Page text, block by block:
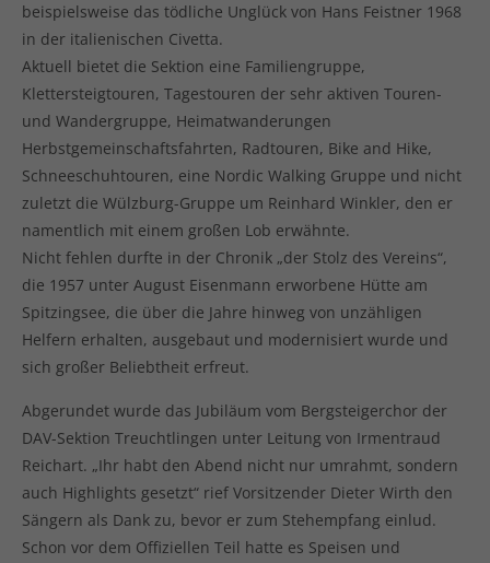
beispielsweise das tödliche Unglück von Hans Feistner 1968
in der italienischen Civetta.
Aktuell bietet die Sektion eine Familiengruppe,
Klettersteigtouren, Tagestouren der sehr aktiven Touren-
und Wandergruppe, Heimatwanderungen
Herbstgemeinschaftsfahrten, Radtouren, Bike and Hike,
Schneeschuhtouren, eine Nordic Walking Gruppe und nicht
zuletzt die Wülzburg-Gruppe um Reinhard Winkler, den er
namentlich mit einem großen Lob erwähnte.
Nicht fehlen durfte in der Chronik „der Stolz des Vereins“,
die 1957 unter August Eisenmann erworbene Hütte am
Spitzingsee, die über die Jahre hinweg von unzähligen
Helfern erhalten, ausgebaut und modernisiert wurde und
sich großer Beliebtheit erfreut.
Abgerundet wurde das Jubiläum vom Bergsteigerchor der
DAV-Sektion Treuchtlingen unter Leitung von Irmentraud
Reichart. „Ihr habt den Abend nicht nur umrahmt, sondern
auch Highlights gesetzt“ rief Vorsitzender Dieter Wirth den
Sängern als Dank zu, bevor er zum Stehempfang einlud.
Schon vor dem Offiziellen Teil hatte es Speisen und